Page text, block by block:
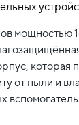
мощностью
которая
от пыли и